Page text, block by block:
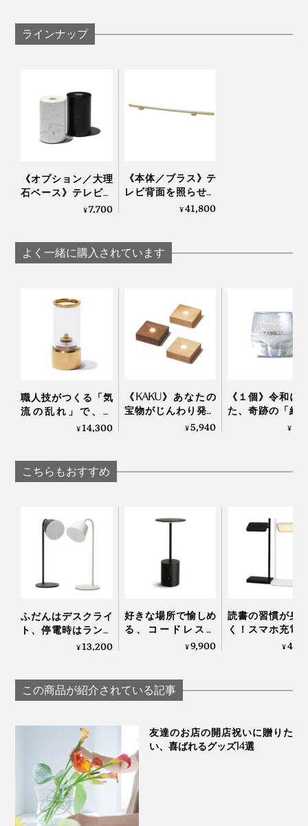
背後を照らすと、まるでテレビモニターが浮かんでいる
かのような立体感が生まれ、非日常のシアター空間にい
みながら、思う存分観たい映像の世界に没入してくださ
キャプション：写真右は「
本品に付属の横置き用ベースふたつは、高級感のある大
理石製。内側にはマグネット搭載で、ライトの向きを簡
単に調整＆固定もできます。
灯りを点けていない昼間も、インテリアになるスタイリ
ッシュなデザイン。
スチールにマットな粉体塗装の「ブラック」と「ホワイ
ト」。重厚感のある真鍮製の「ブラス」の3色展開で
す。
明るさ100％、色温度5000K
ナイトモード（三日月マーク）
明るさ1％、色温度4600K
エコモード（リーフマーク）
点灯している明るさから光量を30％減らします。押
さらに下部の時計マークを押せば、夜間に重宝するオ
ン・オフそれぞれのタイマーの設定も。
左側の1〜6のボタンで切り替え操作もOK。リビング、
コンやアプリで操作できちゃうのは便利です。
リモコン裏にはマグネットが内蔵しており、磁力が働く
場所にピタッと貼り付けられるので置く場所にも困りま
せん。
スマートフォンから操作したい場合は、専用アプリ
「ROOM SWITCH」をダウンロードすれば操作もカン
タン。複数台まとめての操作もできちゃいます。
ン。部屋のムードもぐんとアップして、またひとつ家時
間が好きになりました。
ラインナップ
《オプション／大理
石ベース》テレビ背
面を照らせばムード
けるLEDバーライト
専用「タテ置きベー
¥7,700
《本体／ブラス》テ
レビ背面を照らせば
ムードアップで目も
な「LEDバーライ
ト」
¥41,800
よく一緒に購入されています
職人技がつくる「気
流の乱れ」で、炎
が“踊る”室内用オイル
ンプ
¥14,300
《KAKU》あなたの
宝物がじんわり発光
する｜木製ライトベ
¥5,940
《１個》令和に
た、奇跡の「結
ラス」｜結霜
¥
こちらもおすすめ
ふだんはデスクライ
ト、停電時はランタ
ン、充電で4時間点
｜LED Magnecco
portable lamp
¥13,200
好きな場所で愉しめ
る、コードレスの
「晩酌ライト」
¥9,900
読書の習慣が身
く！スマホ充電
きる、ミニマル
¥
この商品が紹介されている記事
友達のお店の開店祝いに贈りた
い、喜ばれるグッズ14選